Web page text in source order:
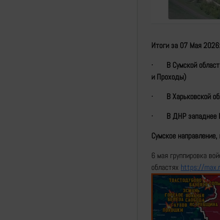
Итоги за 07 Мая 2026:
· В Сумской
и Проходы)
· В Харьковской
· В ДНР западнее
Сумское
6 мая группировка
областях https://